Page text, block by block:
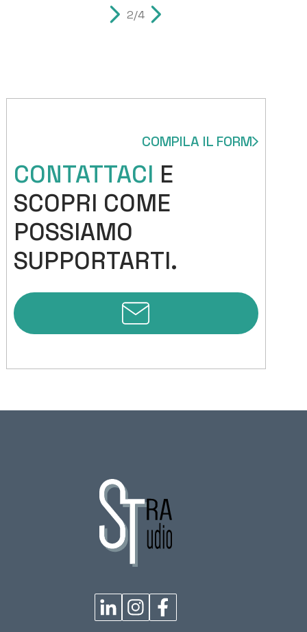
2/4
COMPILA IL FORM
CONTATTACI E
SCOPRI COME
POSSIAMO
SUPPORTARTI.